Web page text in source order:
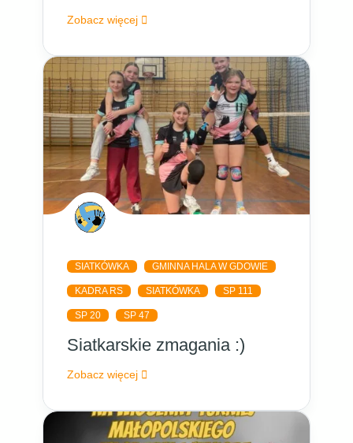
Zobacz więcej
SIATKÓWKA GMINNA HALA W GDOWIE
KADRA RS SIATKÓWKA SP 111
SP 20 SP 47
Siatkarskie zmagania :)
Zobacz więcej